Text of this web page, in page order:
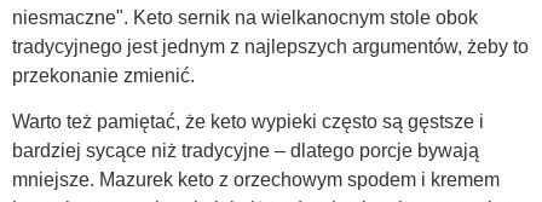
niesmaczne". Keto sernik na wielkanocnym stole obok
tradycyjnego jest jednym z najlepszych argumentów, żeby to
przekonanie zmienić.
Warto też pamiętać, że keto wypieki często są gęstsze i
bardziej sycące niż tradycyjne – dlatego porcje bywają
mniejsze. Mazurek keto z orzechowym spodem i kremem